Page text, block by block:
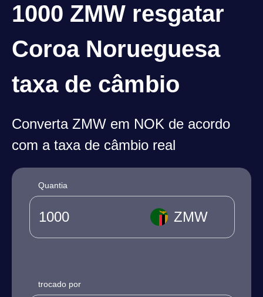
1000 ZMW resgatar
Coroa Norueguesa
taxa de câmbio
Converta ZMW em NOK de acordo
com a taxa de câmbio real
Quantia
ZMW
trocado por